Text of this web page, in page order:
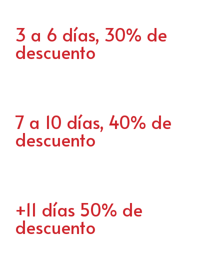
3 a 6 días, 30% de
descuento
7 a 10 días, 40% de
descuento
+11 días 50% de
descuento